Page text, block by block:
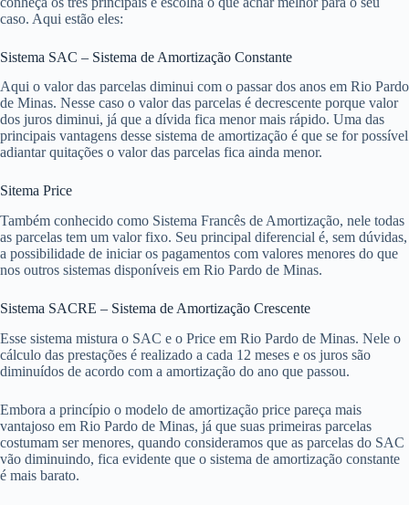
caso. Aqui estão eles:
Sistema SAC – Sistema de Amortização Constante
Aqui o valor das parcelas diminui com o passar dos anos em Rio Pardo
de Minas. Nesse caso o valor das parcelas é decrescente porque valor
dos juros diminui, já que a dívida fica menor mais rápido. Uma das
principais vantagens desse sistema de amortização é que se for possível
adiantar quitações o valor das parcelas fica ainda menor.
Sitema Price
Também conhecido como Sistema Francês de Amortização, nele todas
as parcelas tem um valor fixo. Seu principal diferencial é, sem dúvidas,
a possibilidade de iniciar os pagamentos com valores menores do que
nos outros sistemas disponíveis em Rio Pardo de Minas.
Sistema SACRE – Sistema de Amortização Crescente
Esse sistema mistura o SAC e o Price em Rio Pardo de Minas. Nele o
cálculo das prestações é realizado a cada 12 meses e os juros são
diminuídos de acordo com a amortização do ano que passou.
Embora a princípio o modelo de amortização price pareça mais
vantajoso em Rio Pardo de Minas, já que suas primeiras parcelas
costumam ser menores, quando consideramos que as parcelas do SAC
vão diminuindo, fica evidente que o sistema de amortização constante
é mais barato.